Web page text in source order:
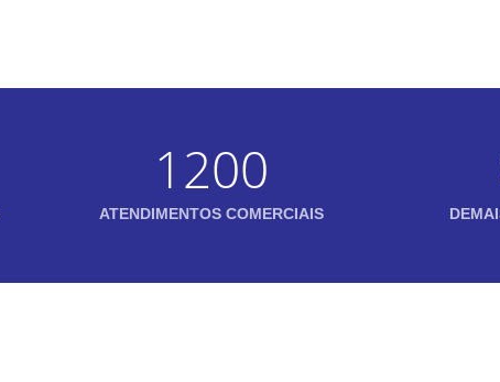
1200
ATENDIMENTOS COMERCIAIS